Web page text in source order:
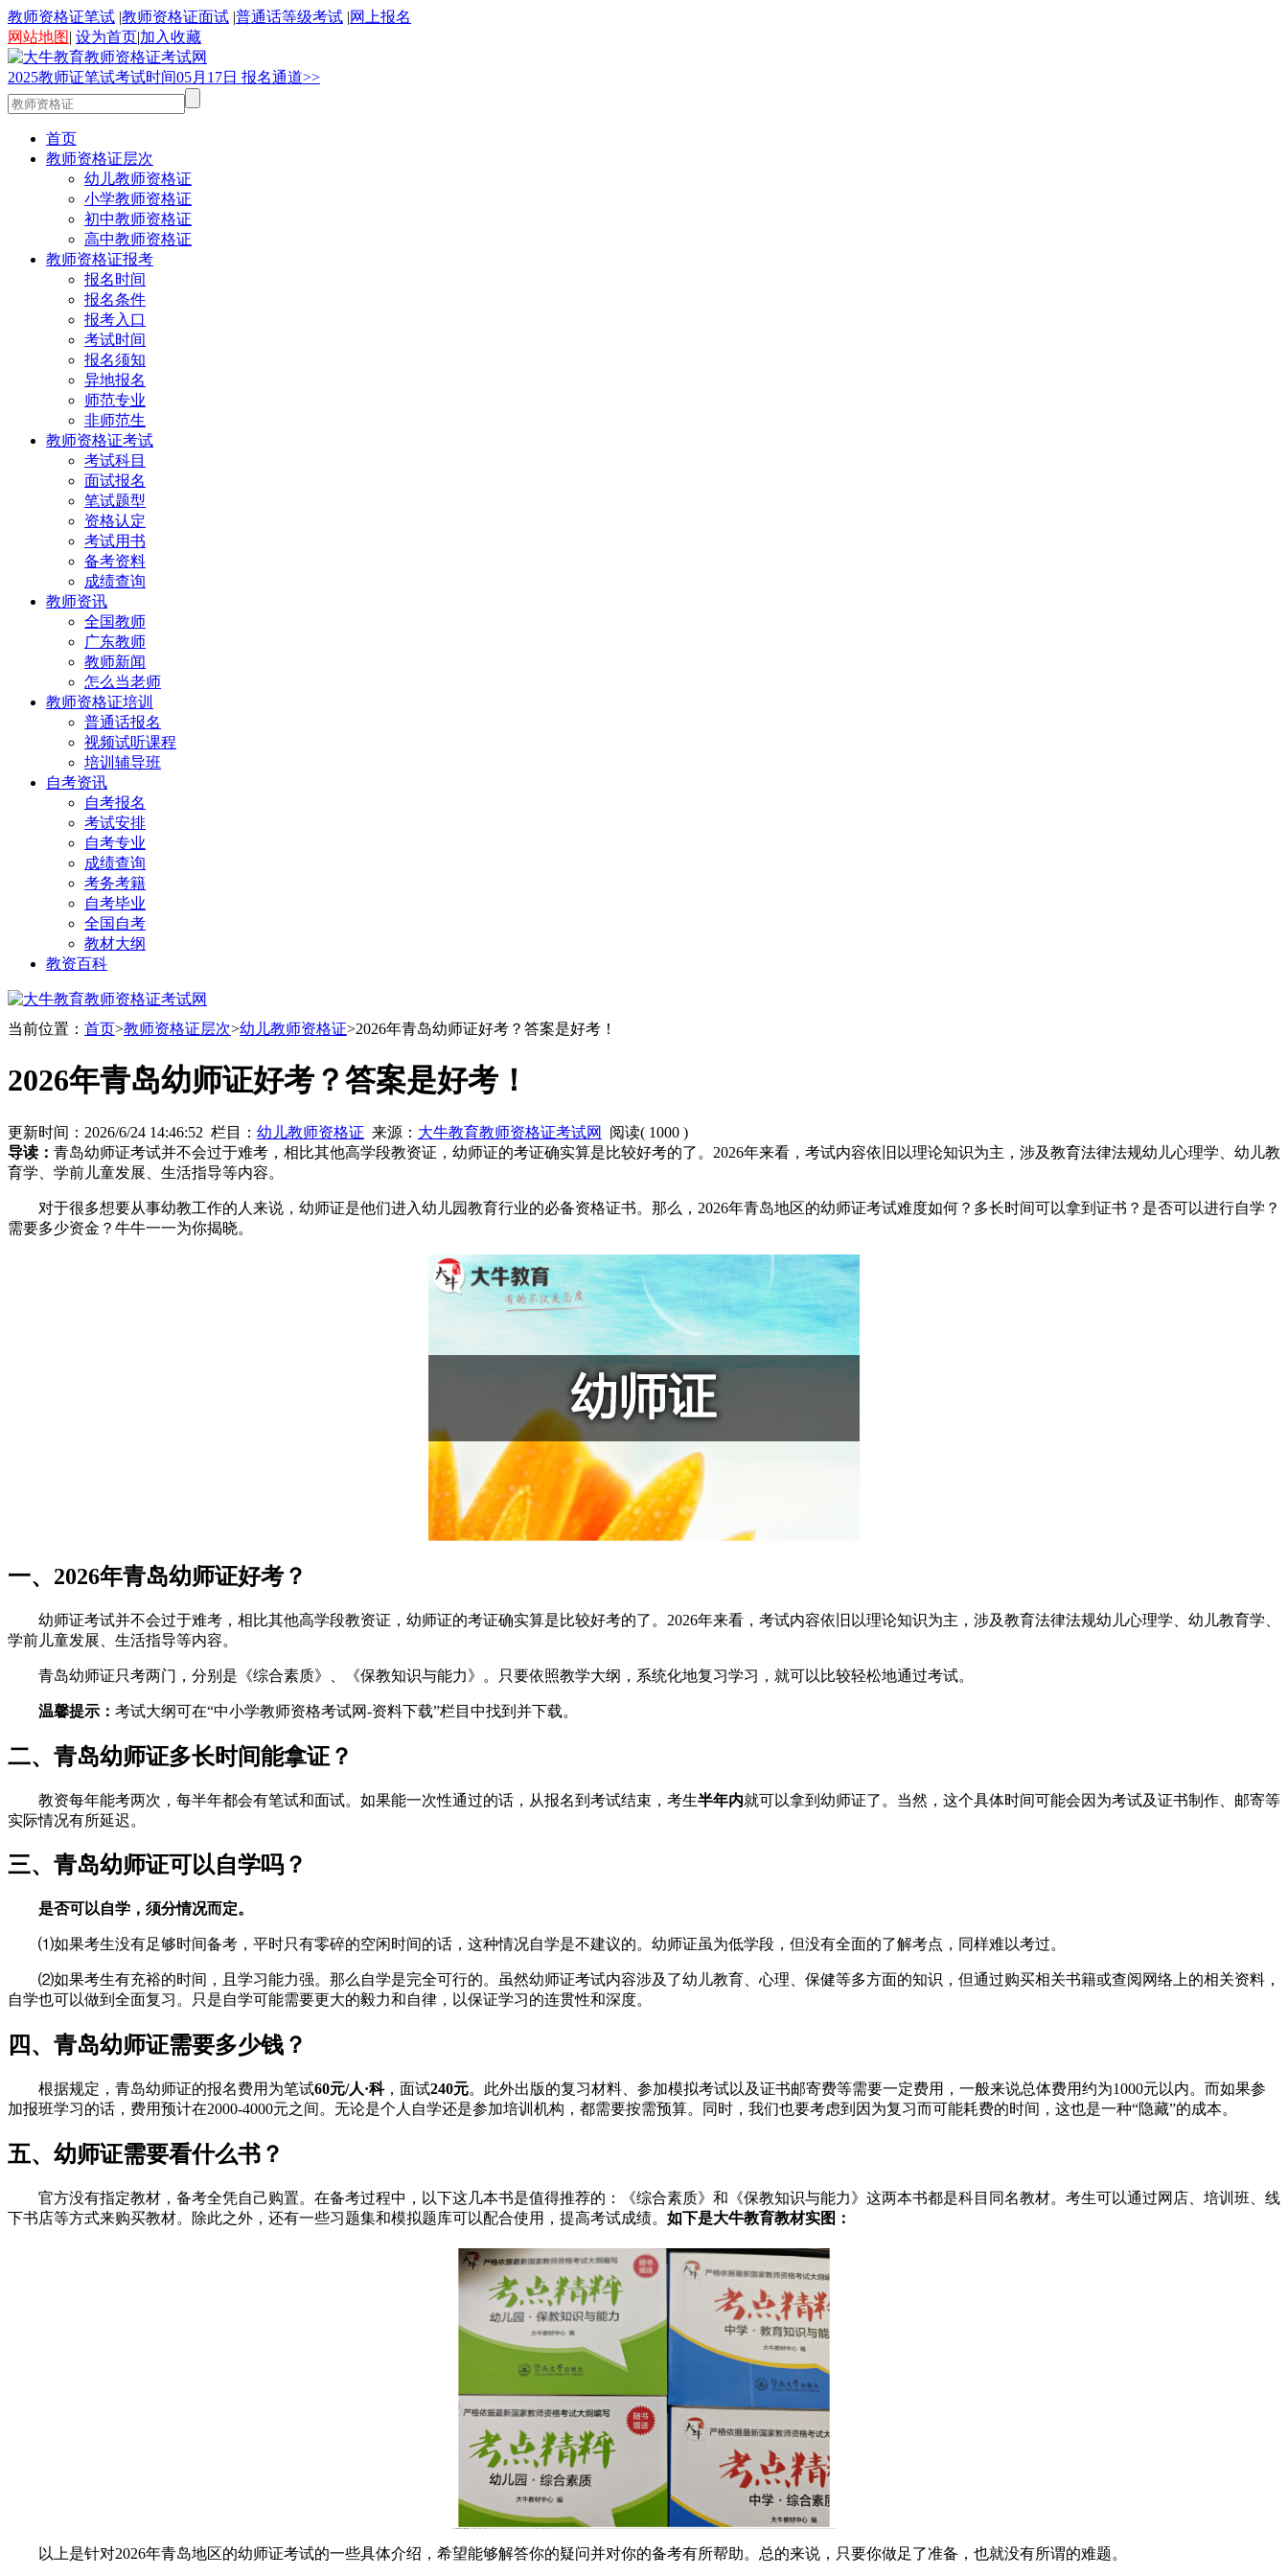
教师资格证笔试 |教师资格证面试 |普通话等级考试 |网上报名
网站地图| 设为首页|加入收藏
2025教师证笔试考试时间05月 17日 报名通道>>
首页
教师资格证层次
幼儿教师资格证
小学教师资格证
初中教师资格证
高中教师资格证
教师资格证报考
报名时间
报名条件
报考入口
考试时间
报名须知
异地报名
师范专业
非师范生
教师资格证考试
考试科目
面试报名
笔试题型
资格认定
考试用书
备考资料
成绩查询
教师资讯
全国教师
广东教师
教师新闻
怎么当老师
教师资格证培训
普通话报名
视频试听课程
培训辅导班
自考资讯
自考报名
考试安排
自考专业
成绩查询
考务考籍
自考毕业
全国自考
教材大纲
教资百科
当前位置： 首页>教师资格证层次>幼儿教师资格证>2026年青岛幼师证好考？答案是好考！
2026年青岛幼师证好考？答案是好考！
更新时间：2026/6/24 14:46:52 栏目： 幼儿教师资格证 来源： 大牛教育教师资格证考试网 阅读( 1000 )
导读： 青岛幼师证考试并不会过于难考，相比其他高学段教资证，幼师证的考证确实算是比较好考的了。2026年来看，考试内容依旧以理论知识为主，涉及教育法律法规幼儿心理学、幼儿教
育学、学前儿童发展、生活指导等内容。
对于很多想要从事幼教工作的人来说，幼师证是他们进入幼儿园教育行业的必备资格证书。那么，2026年青岛地区的幼师证考试难度如何？多长时间可以拿到证书？是否可以进行自学？
需要多少资金？牛牛一一为你揭晓。
一、2026年青岛幼师证好考？
幼师证考试并不会过于难考，相比其他高学段教资证，幼师证的考证确实算是比较好考的了。2026年来看，考试内容依旧以理论知识为主，涉及教育法律法规幼儿心理学、幼儿教育学、
学前儿童发展、生活指导等内容。
青岛幼师证只考两门，分别是《综合素质》、《保教知识与能力》。只要依照教学大纲，系统化地复习学习，就可以比较轻松地通过考试。
温馨提示： 考试大纲可在“中小学教师资格考试网-资料下载”栏目中找到并下载。
二、青岛幼师证多长时间能拿证？
教资每年能考两次，每半年都会有笔试和面试。如果能一次性通过的话，从报名到考试结束，考生半年内就可以拿到幼师证了。当然，这个具体时间可能会因为考试及证书制作、邮寄等
实际情况有所延迟。
三、青岛幼师证可以自学吗？
是否可以自学，须分情况而定。
⑴如果考生没有足够时间备考，平时只有零碎的空闲时间的话，这种情况自学是不建议的。幼师证虽为低学段，但没有全面的了解考点，同样难以考过。
⑵如果考生有充裕的时间，且学习能力强。那么自学是完全可行的。虽然幼师证考试内容涉及了幼儿教育、心理、保健等多方面的知识，但通过购买相关书籍或查阅网络上的相关资料，
自学也可以做到全面复习。只是自学可能需要更大的毅力和自律，以保证学习的连贯性和深度。
四、青岛幼师证需要多少钱？
根据规定，青岛幼师证的报名费用为笔试60元/人·科，面试240元。此外出版的复习材料、参加模拟考试以及证书邮寄费等需要一定费用，一般来说总体费用约为1000元以内。而如果参
加报班学习的话，费用预计在2000-4000元之间。无论是个人自学还是参加培训机构，都需要按需预算。同时，我们也要考虑到因为复习而可能耗费的时间，这也是一种“隐藏”的成本。
五、幼师证需要看什么书？
官方没有指定教材，备考全凭自己购置。在备考过程中，以下这几本书是值得推荐的：《综合素质》和《保教知识与能力》这两本书都是科目同名教材。考生可以通过网店、培训班、线
下书店等方式来购买教材。除此之外，还有一些习题集和模拟题库可以配合使用，提高考试成绩。 如下是大牛教育教材实图：
以上是针对2026年青岛地区的幼师证考试的一些具体介绍，希望能够解答你的疑问并对你的备考有所帮助。总的来说，只要你做足了准备，也就没有所谓的难题。